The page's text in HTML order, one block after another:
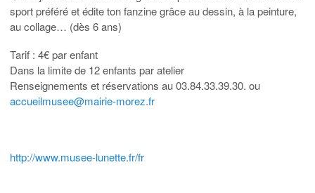
sport préféré et édite ton fanzine grâce au dessin, à la peinture,
au collage… (dès 6 ans)
Tarif : 4€ par enfant
Dans la limite de 12 enfants par atelier
Renseignements et réservations au 03.84.33.39.30. ou
accueilmusee@mairie-morez.fr
http://www.musee-lunette.fr/fr